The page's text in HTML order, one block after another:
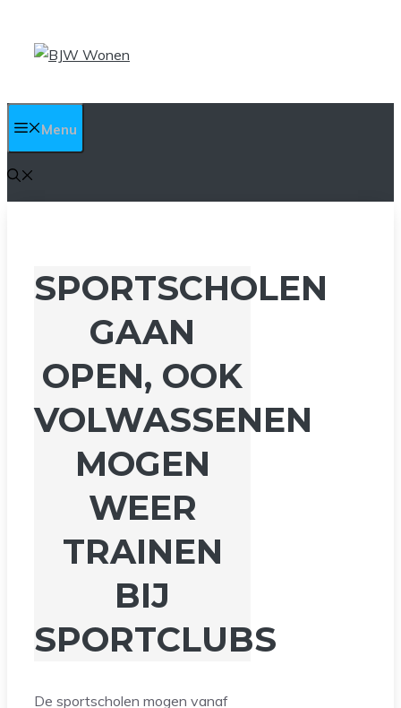
naar
Menu
SPORTSCHOLEN
GAAN
OPEN, OOK
VOLWASSENEN
MOGEN
WEER
TRAINEN
BIJ
SPORTCLUBS
De sportscholen mogen vanaf